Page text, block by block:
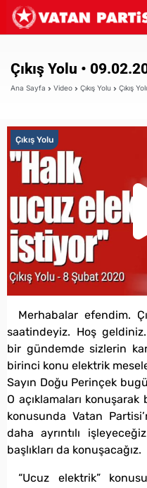
Çıkış Yolu •
Ana Sayfa Video Çıkış Yolu Çıkış
Çıkış Yolu
Merhabalar efendim.
saatindeyiz. Hoş geldiniz.
bir gündemde sizlerin
birinci konu elektrik
Sayın Doğu Perinçek
O açıklamaları
konusunda Vatan
daha ayrıntılı
başlıkları da konuşacağız.
“Ucuz elektrik”